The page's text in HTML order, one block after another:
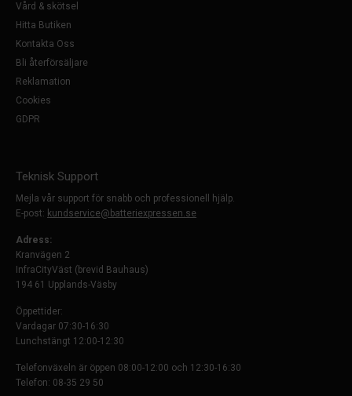
Vård & skötsel
Hitta Butiken
Kontakta Oss
Bli återförsäljare
Reklamation
Cookies
GDPR
Teknisk Support
Mejla vår support för snabb och professionell hjälp.
E-post: kundservice@batteriexpressen.se
Adress:
Kranvägen 2
InfraCityVäst (brevid Bauhaus)
194 61 Upplands-Väsby
Öppettider:
Vardagar 07:30-16:30
Lunchstängt 12:00-12:30
Telefonväxeln är öppen 08:00-12:00 och 12:30-16:30
Telefon: 08-35 29 50